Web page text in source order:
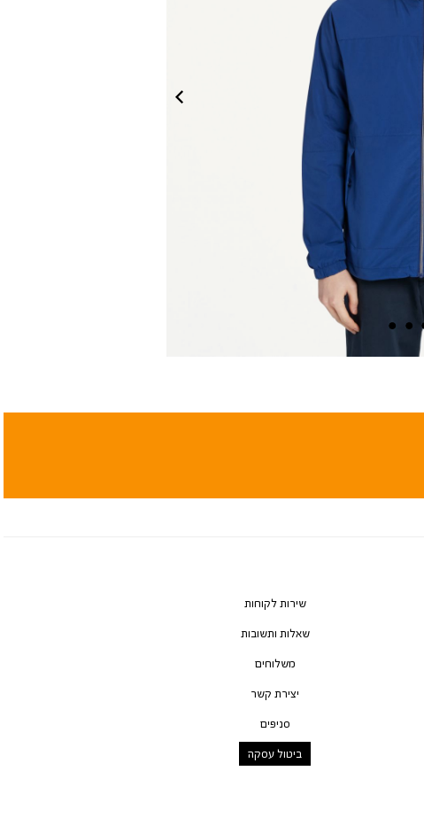
שירות לקוחות
שאלות ותשובות
משלוחים
יצירת קשר
סניפים
ביטול עסקה